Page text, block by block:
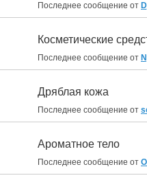
Последнее сообщение от
Косметические
Последнее сообщение от
Дряблая кожа
Последнее сообщение от
Ароматное тело
Последнее сообщение от